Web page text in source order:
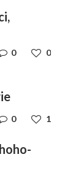
0
0
1
0